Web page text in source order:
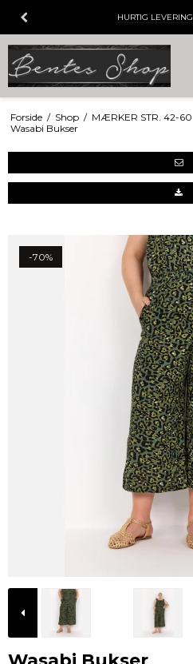
HURTIG LEVERING
Forside / Shop / MÆRKER STR. 42-60
Wasabi Bukser
-70%